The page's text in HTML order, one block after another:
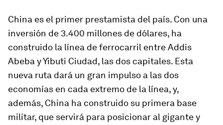
China es el primer prestamista del país. Con una
inversión de 3.400 millones de dólares, ha
construido la línea de ferrocarril entre Addis
Abeba y Yibuti Ciudad, las dos capitales. Esta
nueva ruta dará un gran impulso a las dos
economías en cada extremo de la línea, y,
además, China ha construido su primera base
militar, que servirá para posicionar al gigante y